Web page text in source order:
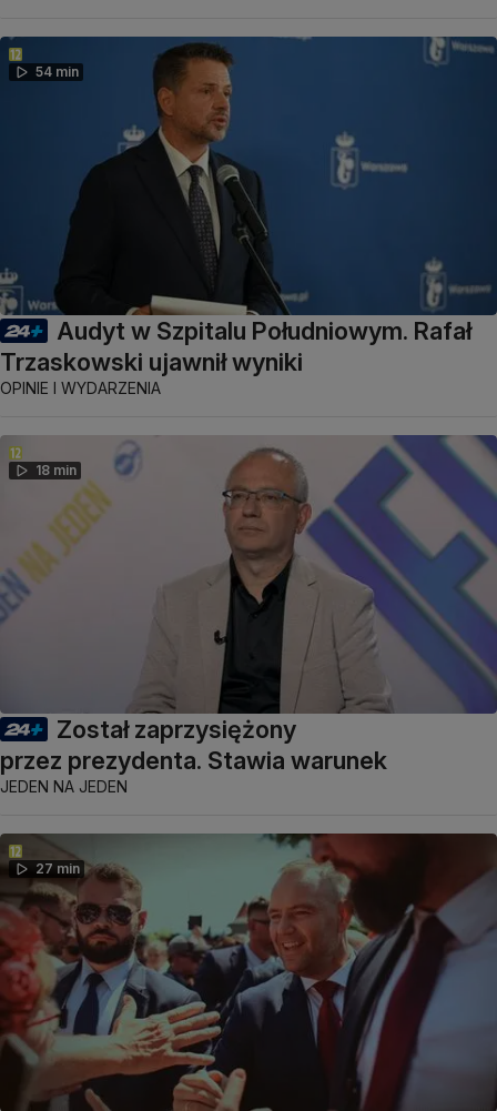
54 min
Audyt w Szpitalu Południowym. Rafał
Trzaskowski ujawnił wyniki
OPINIE I WYDARZENIA
18 min
Został zaprzysiężony
przez prezydenta. Stawia warunek
JEDEN NA JEDEN
27 min